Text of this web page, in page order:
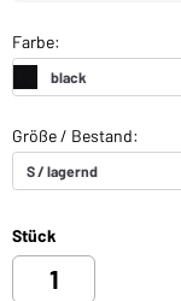
Stück